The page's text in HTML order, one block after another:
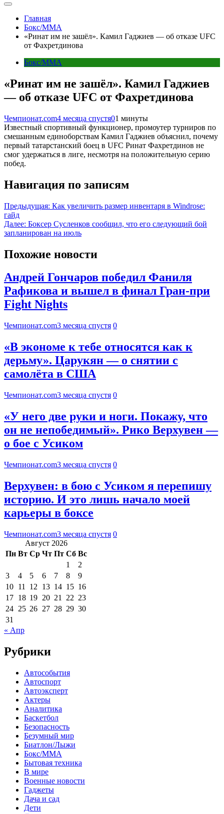
Главная
Бокс/MMA
«Ринат им не зашёл». Камил Гаджиев — об отказе UFC
от Фахретдинова
Бокс/MMA
«Ринат им не зашёл». Камил Гаджиев
— об отказе UFC от Фахретдинова
Чемпионат.com4 месяца спустя01 минуты
Известный спортивный функционер, промоутер турниров по
смешанным единоборствам Камил Гаджиев объяснил, почему
первый татарстанский боец в UFC Ринат Фахретдинов не
смог удержаться в лиге, несмотря на положительную серию
побед.
Навигация по записям
Предыдущая: Как увеличить размер инвентаря в Windrose:
гайд
Далее: Боксер Сусленков сообщил, что его следующий бой
запланирован на июль
Похожие новости
Андрей Гончаров победил Фаниля
Рафикова и вышел в финал Гран-при
Fight Nights
Чемпионат.com3 месяца спустя 0
«В экономе к тебе относятся как к
дерьму». Царукян — о снятии с
самолёта в США
Чемпионат.com3 месяца спустя 0
«У него две руки и ноги. Покажу, что
он не непобедимый». Рико Верхувен —
о бое с Усиком
Чемпионат.com3 месяца спустя 0
Верхувен: в бою с Усиком я перепишу
историю. И это лишь начало моей
карьеры в боксе
Чемпионат.com3 месяца спустя 0
Август 2026
Пн Вт Ср Чт Пт Сб Вс
1
2
3
4 5 6 7 8
9
10 11 12 13 14 15 16
17 18 19 20 21 22 23
24 25 26 27 28 29 30
31
« Апр
Рубрики
Автособытия
Автоспорт
Автоэксперт
Актеры
Аналитика
Баскетбол
Безопасность
Безумный мир
Биатлон/Лыжи
Бокс/MMA
Бытовая техника
В мире
Военные новости
Гаджеты
Дача и сад
Дети